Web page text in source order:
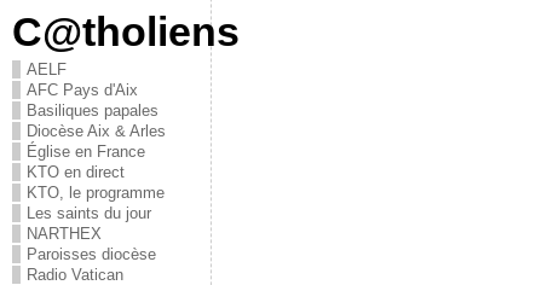
C@tholiens
AELF
AFC Pays d'Aix
Basiliques papales
Diocèse Aix & Arles
Église en France
KTO en direct
KTO, le programme
Les saints du jour
NARTHEX
Paroisses diocèse
Radio Vatican